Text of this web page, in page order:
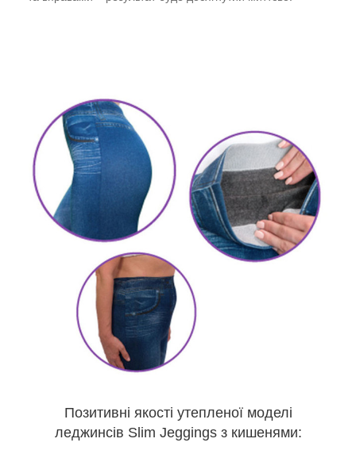
Позитивні якості утепленої моделі
леджинсів Slim Jeggings з кишенями: